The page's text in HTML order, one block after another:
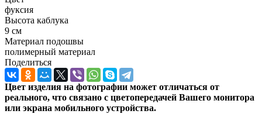
фуксия
Высота каблука
9 см
Материал подошвы
полимерный материал
Поделиться
Цвет изделия на фотографии может отличаться от
реального, что связано с цветопередачей Вашего монитора
или экрана мобильного устройства.